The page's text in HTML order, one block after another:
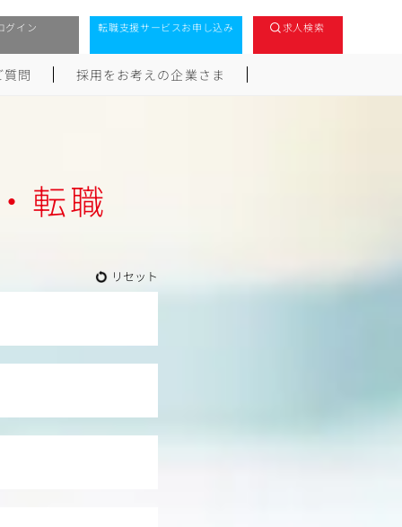
グイン 転職支援サービスお申し込み 求人検索
質問 採用をお考えの企業さま
転職
リセット